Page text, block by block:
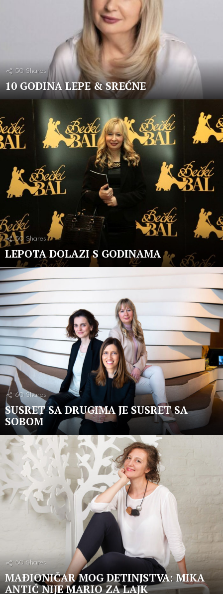
50 Shares
10 GODINA LEPE & SREĆNE
50 Shares
LEPOTA DOLAZI S GODINAMA
60 Shares
SUSRET SA DRUGIMA JE SUSRET SA
SOBOM
50 Shares
MAÐIONIČAR MOG DETINJSTVA: MIKA
ANTIĆ NIJE MARIO ZA LAJK